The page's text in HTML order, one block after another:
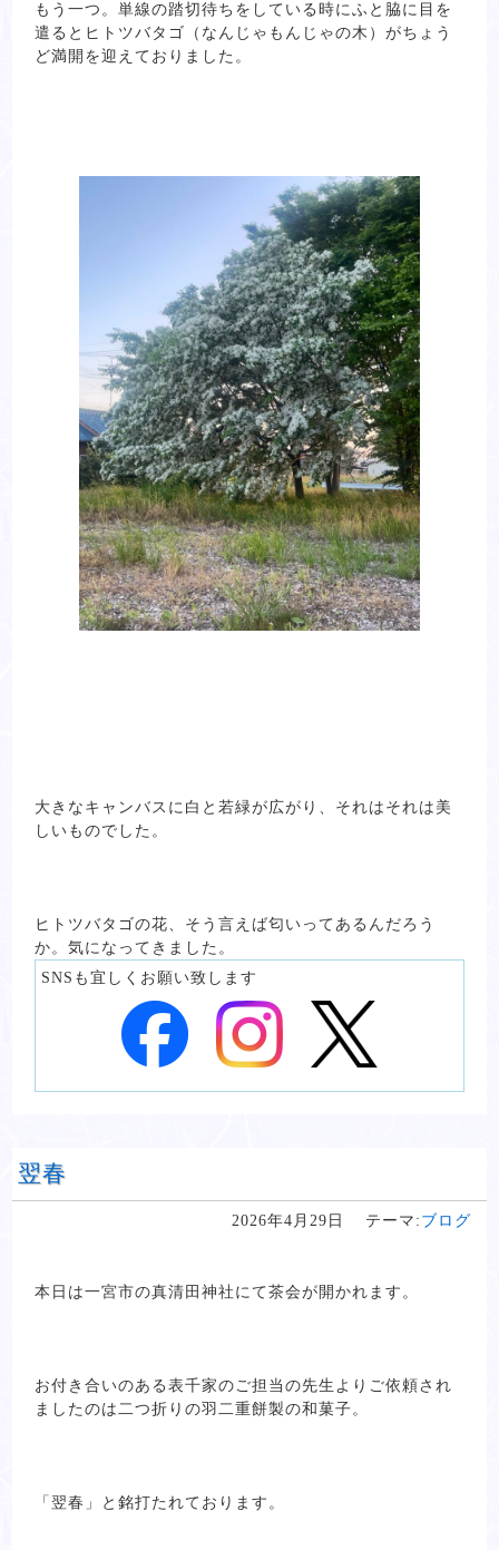
もう一つ。単線の踏切待ちをしている時にふと脇に目を
遣るとヒトツバタゴ（なんじゃもんじゃの木）がちょう
ど満開を迎えておりました。
大きなキャンバスに白と若緑が広がり、それはそれは美
しいものでした。
ヒトツバタゴの花、そう言えば匂いってあるんだろう
か。気になってきました。
SNSも宜しくお願い致します
翌春
2026年4月29日 テーマ: ブログ
本日は一宮市の真清田神社にて茶会が開かれます。
お付き合いのある表千家のご担当の先生よりご依頼され
ましたのは二つ折りの羽二重餅製の和菓子。
「翌春」と銘打たれております。